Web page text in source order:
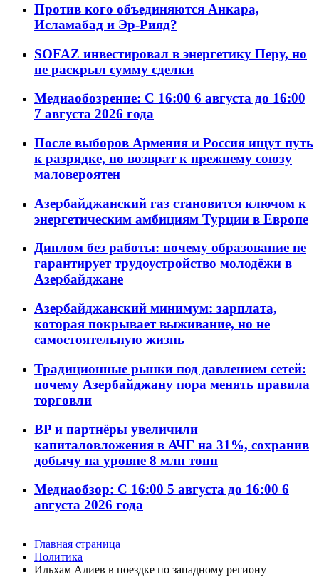
Против кого объединяются Анкара,
Исламабад и Эр-Рияд?
SOFAZ инвестировал в энергетику Перу, но
не раскрыл сумму сделки
Медиаобозрение: С 16:00 6 августа до 16:00
7 августа 2026 года
После выборов Армения и Россия ищут путь
к разрядке, но возврат к прежнему союзу
маловероятен
Азербайджанский газ становится ключом к
энергетическим амбициям Турции в Европе
Диплом без работы: почему образование не
гарантирует трудоустройство молодёжи в
Азербайджане
Азербайджанский минимум: зарплата,
которая покрывает выживание, но не
самостоятельную жизнь
Традиционные рынки под давлением сетей:
почему Азербайджану пора менять правила
торговли
BP и партнёры увеличили
капиталовложения в АЧГ на 31%, сохранив
добычу на уровне 8 млн тонн
Медиаобзор: С 16:00 5 августа до 16:00 6
августа 2026 года
Главная страница
Политика
Ильхам Алиев в поездке по западному региону